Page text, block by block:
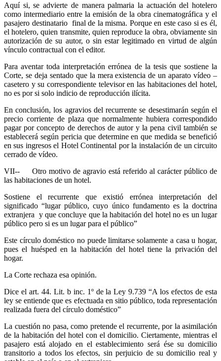
Aquí si, se advierte de manera palmaria la actuación del hotelero
como intermediario entre la emisión de la obra cinematográfica y el
pasajero destinatario final de la misma. Porque en este caso si es él,
el hotelero, quien transmite, quien reproduce la obra, obviamente sin
autorización de su autor, o sin estar legitimado en virtud de algún
vínculo contractual con el editor.
Para aventar toda interpretación errónea de la tesis que sostiene la
Corte, se deja sentado que la mera existencia de un aparato vídeo –
casetero y su correspondiente televisor en las habitaciones del hotel,
no es por si solo indicio de reproducción ilícita.
En conclusión, los agravios del recurrente se desestimarán según el
precio corriente de plaza que normalmente hubiera correspondido
pagar por concepto de derechos de autor y la pena civil también se
establecerá según pericia que determine en que medida se benefició
en sus ingresos el Hotel Continental por la instalación de un circuito
cerrado de vídeo.
VII-- Otro motivo de agravio está referido al carácter público de
las habitaciones de un hotel.
Sostiene el recurrente que existió errónea interpretación del
significado “lugar público, cuyo único fundamento es la doctrina
extranjera y que concluye que la habitación del hotel no es un lugar
público pero si es un lugar para el público”
Este círculo doméstico no puede limitarse solamente a casa u hogar,
pues el huésped en la habitación del hotel tiene la privación del
hogar.
La Corte rechaza esa opinión.
Dice el art. 44. Lit. b inc. 1º de la Ley 9.739 “A los efectos de esta
ley se entiende que es efectuada en sitio público, toda representación
realizada fuera del círculo doméstico”
La cuestión no pasa, como pretende el recurrente, por la asimilación
de la habitación del hotel con el domicilio. Ciertamente, mientras el
pasajero está alojado en el establecimiento será ése su domicilio
transitorio a todos los efectos, sin perjuicio de su domicilio real y